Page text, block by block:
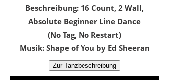
Beschreibung: 16 Count, 2 Wall,
Absolute Beginner Line Dance
(No Tag, No Restart)
Musik: Shape of You by Ed Sheeran